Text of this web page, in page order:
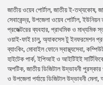
জাতীয় ওয়েব পোর্টাল, জাতীয় ই-তথ্যকোষ,
সেবাকেন্দ্র, উপজেলা ওয়েব পোর্টাল,
প্রজেক্টরের ব্যবহার, প্রাথমিক ও মাধ্যমিক
ওয়াই-ফাই চালু, অ্যাকসেস টু ইনফরমেশন
ব্যাংকিং, মোবাইল ফোনে স্বাস্থ্যসেবা,
হাইটেক পার্ক, ইপিআই ও আইটিইই
অপটিক, জাতীয় ডিজিটাল উদ্ভাবনী পুরস্কার
ও উপজেলা পর্যায়ে ডিজিটাল উদ্ভাবনী